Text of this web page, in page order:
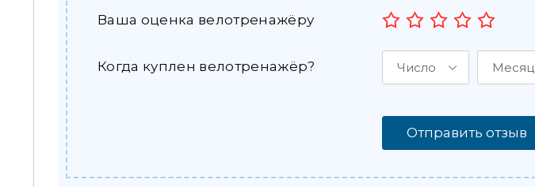
Ваша оценка велотренажёру
Когда куплен велотренажёр? Число Месяц
Отправить отзыв